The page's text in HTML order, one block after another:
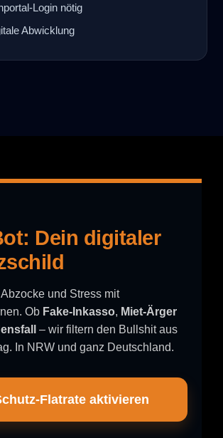
Login nötig
Abwicklung
Dein digitaler
und Stress mit
Ob Fake-Inkasso, Miet-Ärger
– wir filtern den Bullshit aus
In NRW und ganz Deutschland.
Flatrate aktivieren